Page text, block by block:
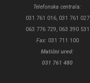
Telefonska centrala:
031 761 016, 031 761 027
063 776 729, 063 390 531
Fax: 031 711 100
Matični ured:
031 761 480